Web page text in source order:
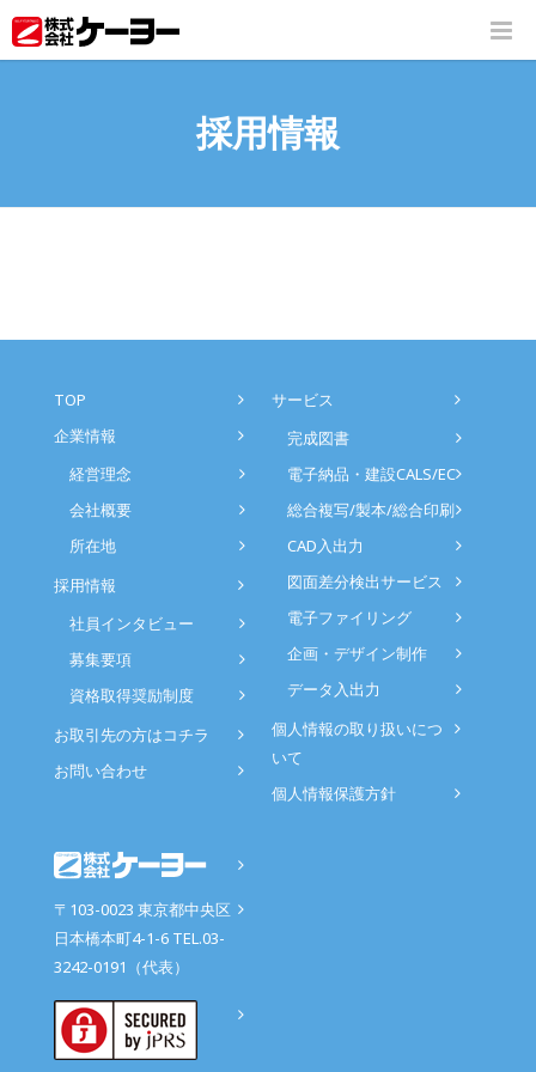
採用情報
TOP
企業情報
経営理念
会社概要
所在地
採用情報
社員インタビュー
募集要項
資格取得奨励制度
お取引先の方はコチラ
お問い合わせ
サービス
完成図書
電子納品・建設CALS/EC
総合複写/製本/総合印刷
CAD入出力
図面差分検出サービス
電子ファイリング
企画・デザイン制作
データ入出力
個人情報の取り扱いにつ
いて
個人情報保護方針
〒103-0023 東京都中央区
日本橋本町4-1-6 TEL.03-
3242-0191（代表）